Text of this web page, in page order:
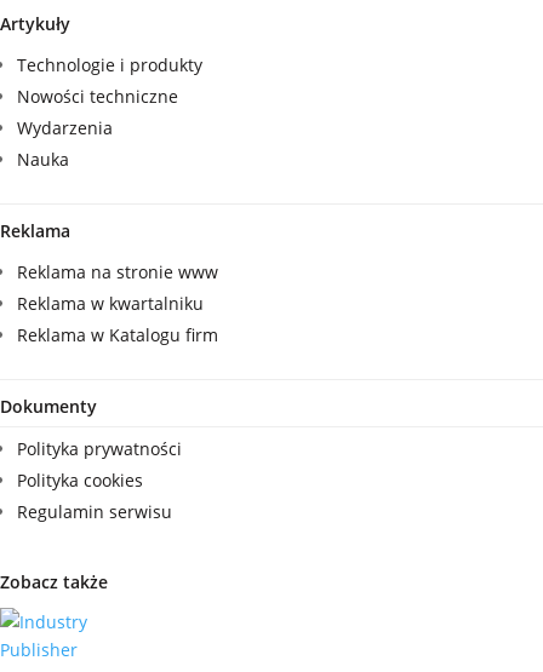
Artykuły
Technologie i produkty
Nowości techniczne
Wydarzenia
Nauka
Reklama
Reklama na stronie www
Reklama w kwartalniku
Reklama w Katalogu firm
Dokumenty
Polityka prywatności
Polityka cookies
Regulamin serwisu
Zobacz także